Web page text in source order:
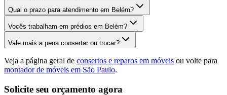
Qual o prazo para atendimento em Belém?
Vocês trabalham em prédios em Belém?
Vale mais a pena consertar ou trocar?
Veja a página geral de consertos e reparos em móveis ou volte para
montador de móveis em São Paulo.
Solicite seu orçamento agora